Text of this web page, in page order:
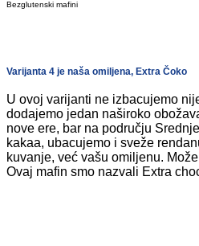
Bezglutenski mafini
Varijanta 4 je naša omiljena, Extra Čoko
U ovoj varijanti ne izbacujemo
dodajemo jedan naširoko
nove ere, bar na području
kakaa, ubacujemo i sveže
kuvanje, već vašu omiljenu.
Ovaj mafin smo nazvali Extra